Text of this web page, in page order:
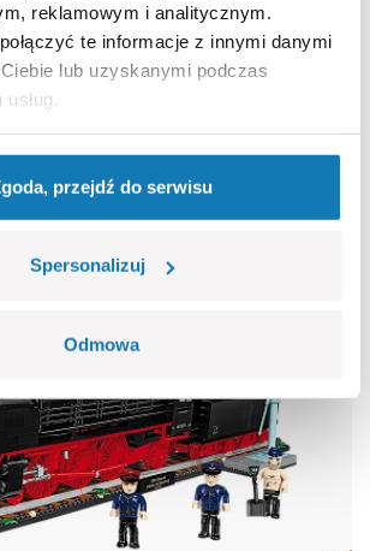
reklamowym i analitycznym.
te informacje z innymi danymi
lub uzyskanymi podczas
przejdź do serwisu
Spersonalizuj
Odmowa
Zalecamy zachowanie opakowania w
Zachowuje się prawo do zmiany
technicznych.
w kategorii